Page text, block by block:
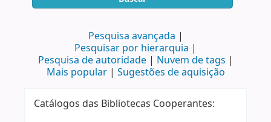
Pesquisa avançada
Pesquisar por hierarquia
Pesquisa de autoridade
Nuvem de tags
Mais popular
Sugestões de aquisição
Catálogos das Bibliotecas Cooperantes: